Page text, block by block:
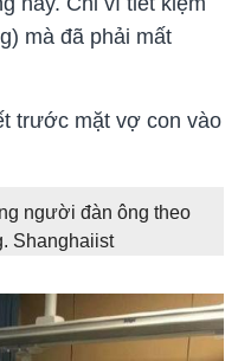
mà đã phải mất
người đàn ông theo
Shanghaiist